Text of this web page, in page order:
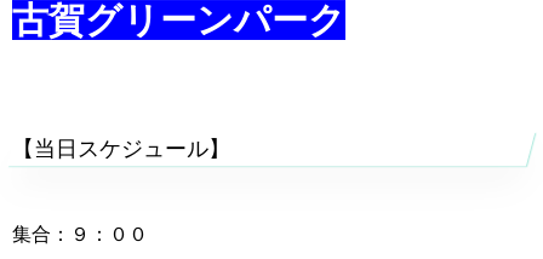
古賀グリーンパーク
【当日スケジュール】
集合：９：００